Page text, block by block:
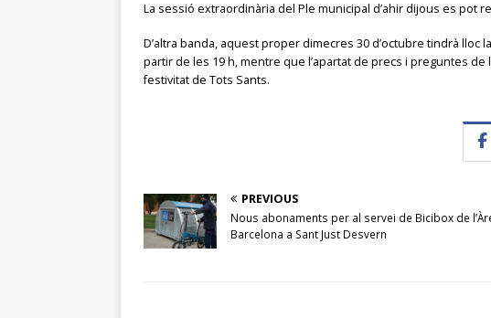
La sessió extraordinària del Ple municipal d’ahir dijous es pot
D’altra banda, aquest proper dimecres 30 d’octubre tindrà
partir de les 19 h, mentre que l’apartat de precs i preguntes de
festivitat de Tots Sants.
PREVIOUS
Nous abonaments per al servei de Bicibox de
Barcelona a Sant Just Desvern